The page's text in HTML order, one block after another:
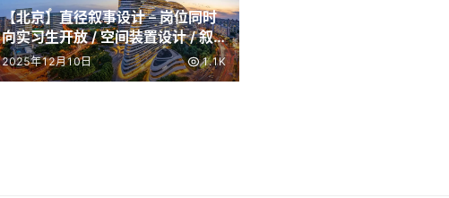
【北京】直径叙事设计 – 岗位同时
向实习生开放 / 空间装置设计 / 叙
事研究员 / 平面设计师 / 视觉媒体
设计师
2025年12月10日 1.1K